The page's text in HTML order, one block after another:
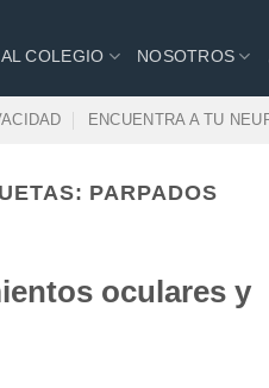
COLEGIO NOSOTROS
ENCUENTRA A TU
PARPADOS
oculares y